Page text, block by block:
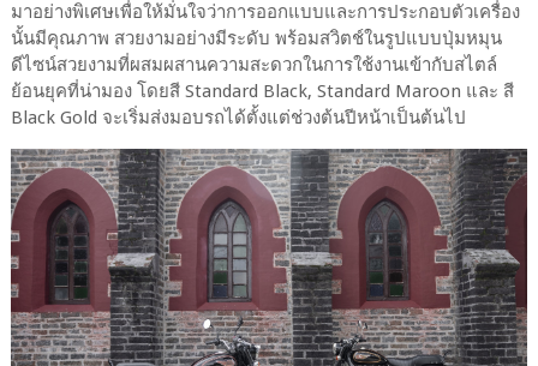
มาอย่างพิเศษเพื่อให้มั่นใจว่าการออกแบบและการประกอบตัวเครื่อง
นั้นมีคุณภาพ สวยงามอย่างมีระดับ พร้อมสวิตช์ในรูปแบบปุ่มหมุน
ดีไซน์สวยงามที่ผสมผสานความสะดวกในการใช้งานเข้ากับสไตล์
ย้อนยุคที่น่ามอง โดยสี Standard Black, Standard Maroon และ สี
Black Gold จะเริ่มส่งมอบรถได้ตั้งแต่ช่วงต้นปีหน้าเป็นต้นไป